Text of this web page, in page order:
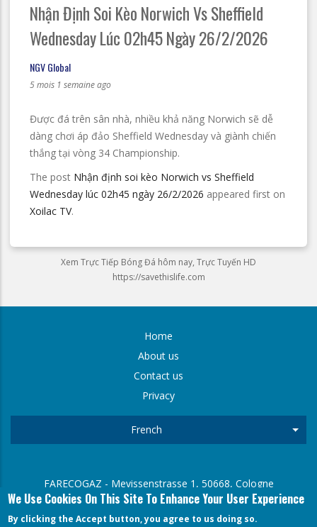
Nhận Định Soi Kèo Norwich Vs Sheffield
Wednesday Lúc 02h45 Ngày 26/2/2026
NGV Global
5 mois 1 semaine ago
Được đá trên sân nhà, nhiều khả năng Norwich sẽ dễ
dàng chơi áp đảo Sheffield Wednesday và giành chiến
thắng tại vòng 34 Championship.
The post Nhận định soi kèo Norwich vs Sheffield
Wednesday lúc 02h45 ngày 26/2/2026 appeared first on
Xoilac TV.
Xem Trực Tiếp Bóng Đá hôm nay, Trực Tuyến HD
https://savethislife.com
Home
About us
Contact us
Privacy
French
FARECOGAZ - Mevissenstrasse 1, 50668, Cologne
Arne Gmerek (General Secretary) Mevissenstrasse 1, 50668,
Cologne
We Use Cookies On This Site To Enhance Your User Experience
By clicking the Accept button, you agree to us doing so.